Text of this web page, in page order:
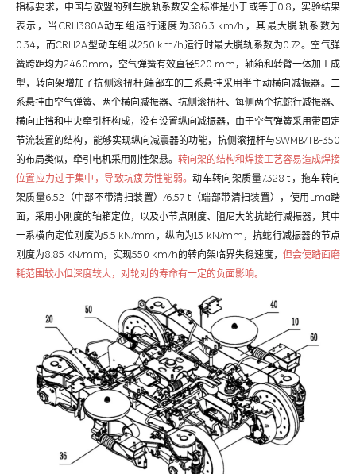
指标要求，中国与欧盟的列车脱轨系数安全标准是小于或等于0.8，实验结果
表示，当CRH380A动车组运行速度为386.3 km/h，其最大脱轨系数为
0.34，而CRH2A型动车组以250 km/h运行时最大脱轨系数为0.72。空气弹
簧跨距均为2460mm，空气弹簧有效直径520 mm，轴箱和转臂一体加工成
型，转向架增加了抗侧滚扭杆,端部车的二系悬挂采用半主动横向减振器。二
系悬挂由空气弹簧、两个横向减振器、抗侧滚扭杆、每侧两个抗蛇行减振器、
横向止挡和中央牵引杆构成，没有设置纵向减振器，由于空气弹簧采用带固定
节流装置的结构，能够实现纵向减震器的功能，抗侧滚扭杆与SWMB/TB-350
的布局类似，牵引电机采用刚性架悬。 转向架的结构和焊接工艺容易造成焊接
位置应力过于集中，导致坑疲劳性能弱。动车转向架质量7.328 t，拖车转向
架质量6.52（中部不带清扫装置）/6.57 t（端部带清扫装置），使用Lma踏
面，采用小刚度的轴箱定位，以及小节点刚度、阻尼大的抗蛇行减振器，其中
一系横向定位刚度为5.5 kN/mm，纵向为13 kN/mm，抗蛇行减振器的节点
刚度为8.85 kN/mm，实现550 km/h的转向架临界失稳速度， 但会使踏面磨
耗范围较小但深度较大，对轮对的寿命有一定的负面影响。